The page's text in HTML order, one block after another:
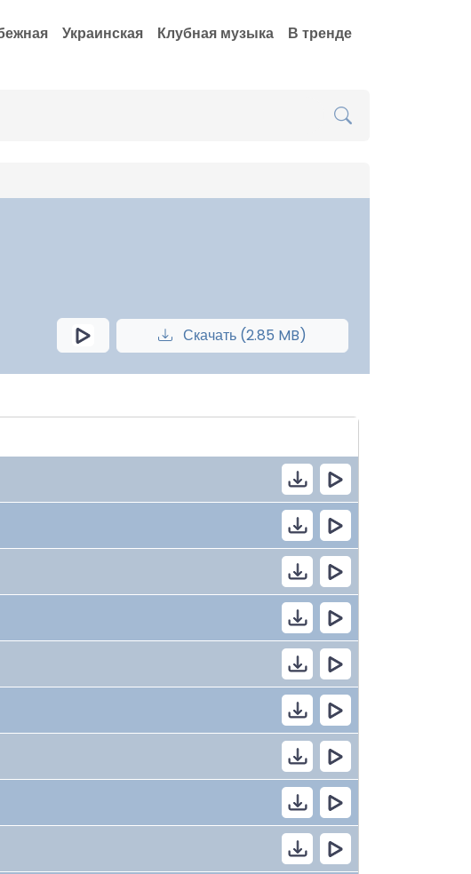
Украинская Клубная музыка В тренде
Скачать (2.85 MB)